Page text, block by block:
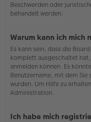
Beschwerden oder
behandelt werden.
Warum kann ich mich
Es kann sein, dass die
komplett ausgeschaltet
anmelden können. Es
Benutzername, mit dem
wurden. Um Hilfe zu
Administration.
Ich habe mich